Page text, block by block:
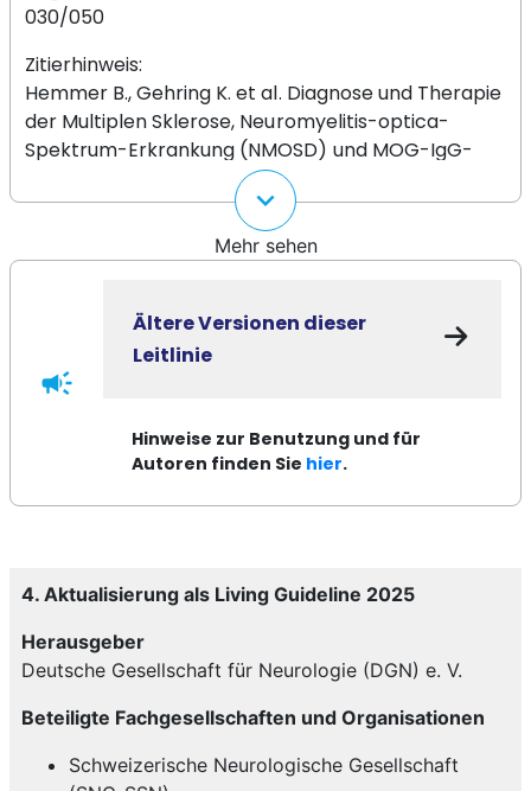
030/050
Zitierhinweis:
Hemmer B., Gehring K. et al. Diagnose und Therapie
der Multiplen Sklerose, Neuromyelitis-optica-
Spektrum-Erkrankung (NMOSD) und MOG-IgG-
assoziierten Erkrankung (MOGAD), S2k-Leitlinie,
2026, in: Deutsche Gesellschaft für Neurologie
(Hrsg.), Leitlinien für Diagnostik und Therapie in der
Neurologie. Online: www.dgn.org/leitlinien
Prof. Dr. Bernhard Hemmer, München
hemmer@tum.de
Dr. Klaus Gehring, Itzehoe
gehring@neurologie-
arrow_forward LL-Report 4. Aktualisierung LG 2025
arrow_forward Zur Patientenleitlinie 2022
keyboard_arrow_down
Mehr sehen
campaign
Ältere Versionen dieser
Leitlinie
arrow_forward Multiple Sklerose 2024 (3.
Aktualisierung LG)
arrow_forward
arrow_forward Multiple Sklerose 2021 LG
arrow_forward
arrow_forward Multiple Sklerose 2008
Hinweise zur Benutzung und für
Autoren finden Sie hier.
4. Aktualisierung als Living Guideline 2025
Herausgeber
Deutsche Gesellschaft für Neurologie (DGN) e. V.
Beteiligte Fachgesellschaften und Organisationen
Schweizerische Neurologische Gesellschaft